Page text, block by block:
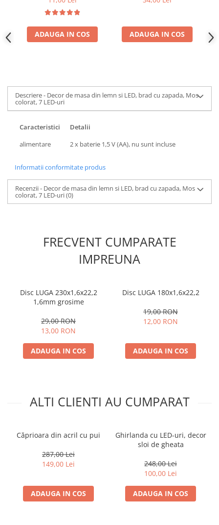
ADAUGA IN COS ADAUGA IN COS
Descriere - Decor de masa din lemn si LED, brad cu zapada, Mos
colorat, 7 LED-uri
Caracteristici
Detalii
alimentare
2 x baterie 1,5 V (AA), nu sunt incluse
Informatii conformitate produs
Recenzii - Decor de masa din lemn si LED, brad cu zapada, Mos
colorat, 7 LED-uri(0)
FRECVENT CUMPARATE
IMPREUNA
Disc LUGA 230x1,6x22,2
1,6mm grosime
29,00 RON
13,00 RON
ADAUGA IN COS
Disc LUGA 180x1,6x22,2
19,00 RON
12,00 RON
ADAUGA IN COS
ALTI CLIENTI AU CUMPARAT
Căprioara din acril cu pui
287,00 Lei
149,00 Lei
ADAUGA IN COS
Ghirlanda cu LED-uri, decor
sloi de gheata
248,00 Lei
100,00 Lei
ADAUGA IN COS